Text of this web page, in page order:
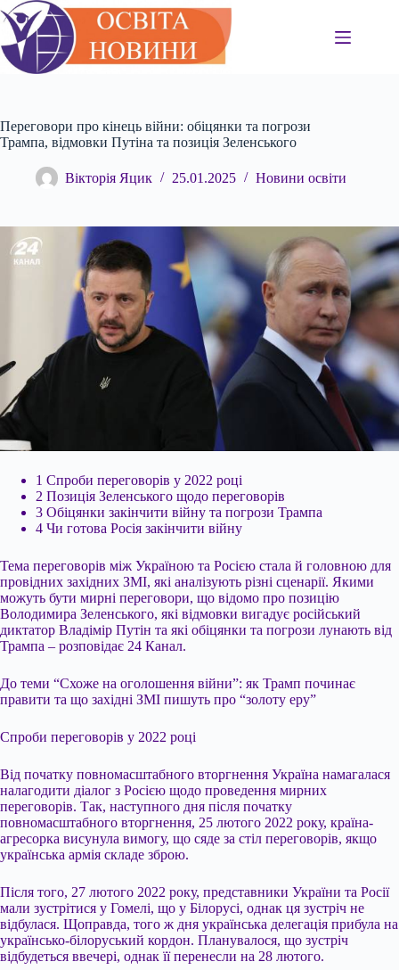
Перейти
до
вмісту
Переговори про кінець війни: обіцянки та погрози
Трампа, відмовки Путіна та позиція Зеленського
Вікторія Яцик 25.01.2025 Новини освіти
1 Спроби переговорів у 2022 році
2 Позиція Зеленського щодо переговорів
3 Обіцянки закінчити війну та погрози Трампа
4 Чи готова Росія закінчити війну
Тема переговорів між Україною та Росією стала й головною для
провідних західних ЗМІ, які аналізують різні сценарії. Якими
можуть бути мирні переговори, що відомо про позицію
Володимира Зеленського, які відмовки вигадує російський
диктатор Владімір Путін та які обіцянки та погрози лунають від
Трампа – розповідає 24 Канал.
До теми “Схоже на оголошення війни”: як Трамп починає
правити та що західні ЗМІ пишуть про “золоту еру”
Спроби переговорів у 2022 році
Від початку повномасштабного вторгнення Україна намагалася
налагодити діалог з Росією щодо проведення мирних
переговорів. Так, наступного дня після початку
повномасштабного вторгнення, 25 лютого 2022 року, країна-
агресорка висунула вимогу, що сяде за стіл переговорів, якщо
українська армія складе зброю.
Після того, 27 лютого 2022 року, представники України та Росії
мали зустрітися у Гомелі, що у Білорусі, однак ця зустріч не
відбулася. Щоправда, того ж дня українська делегація прибула на
українсько-білоруський кордон. Планувалося, що зустріч
відбудеться ввечері, однак її перенесли на 28 лютого.